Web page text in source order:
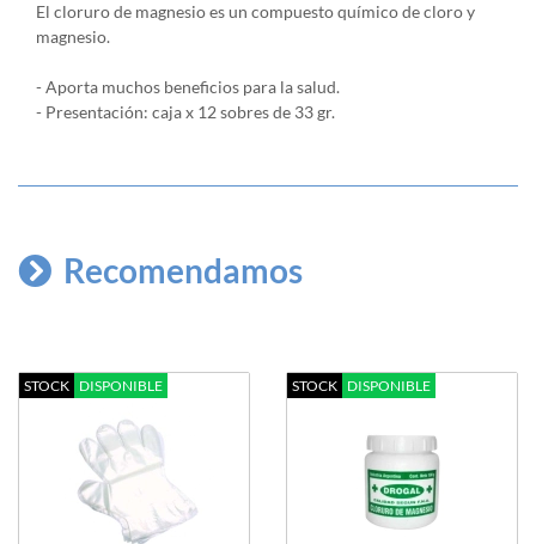
El cloruro de magnesio es un compuesto químico de cloro y
magnesio.
- Aporta muchos beneficios para la salud.
- Presentación: caja x 12 sobres de 33 gr.
Recomendamos
STOCK DISPONIBLE STOCK DISPONIBLE